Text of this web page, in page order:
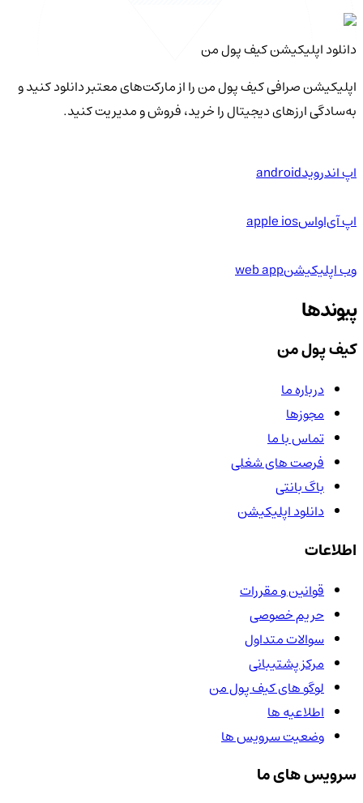
دانلود اپلیکیشن کیف‌ پول من
اپلیکیشن صرافی کیف پول من را از مارکت‌های معتبر دانلود کنید و
به‌سادگی ارزهای دیجیتال را خرید، فروش و مدیریت کنید.
اپ اندرویدandroid
اپ آی‌او‌اسapple ios
وب اپلیکیشنweb app
پیوندها
کیف پول من
درباره ما
مجوزها
تماس با ما
فرصت های شغلی
باگ بانتی
دانلود اپلیکیشن
اطلاعات
قوانین و مقررات
حریم خصوصی
سوالات متداول
مرکز پشتیبانی
لوگو های کیف پول من
اطلاعیه ها
وضعیت سرویس ها
سرویس های ما